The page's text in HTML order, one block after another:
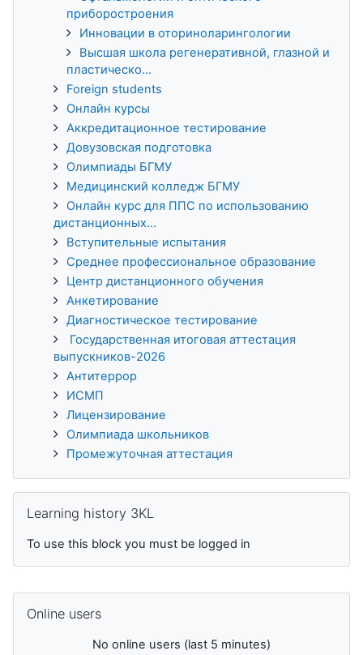
приборостроения
Инновации в оториноларингологии
Высшая школа регенеративной, глазной и
пластическо...
Foreign students
Онлайн курсы
Аккредитационное тестирование
Довузовская подготовка
Олимпиады БГМУ
Медицинский колледж БГМУ
Онлайн курс для ППС по использованию
дистанционных...
Вступительные испытания
Среднее профессиональное образование
Центр дистанционного обучения
Анкетирование
Диагностическое тестирование
Государственная итоговая аттестация
выпускников-2026
Антитеррор
ИСМП
Лицензирование
Олимпиада школьников
Промежуточная аттестация
Learning history 3KL
To use this block you must be logged in
Online users
No online users (last 5 minutes)